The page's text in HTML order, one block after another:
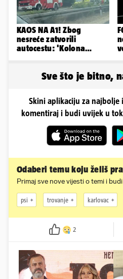
KAOS NA A1! Zbog
nesreće zatvorili
autocestu: 'Kolona
Sve što je bitno,
Skini aplikaciju za najbolje
komentiraj i budi uvijek u
Odaberi temu koju želiš
Primaj sve nove vijesti o temi i
psi trovanje karlovac
2